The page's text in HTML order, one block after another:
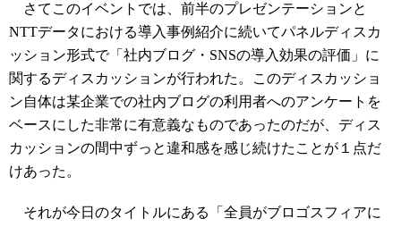
さてこのイベントでは、前半のプレゼンテーションと
NTTデータにおける導入事例紹介に続いてパネルディスカ
ッション形式で「社内ブログ・SNSの導入効果の評価」に
関するディスカッションが行われた。このディスカッショ
ン自体は某企業での社内ブログの利用者へのアンケートを
ベースにした非常に有意義なものであったのだが、ディス
カッションの間中ずっと違和感を感じ続けたことが１点だ
けあった。
それが今日のタイトルにある「全員がブロゴスフィアに